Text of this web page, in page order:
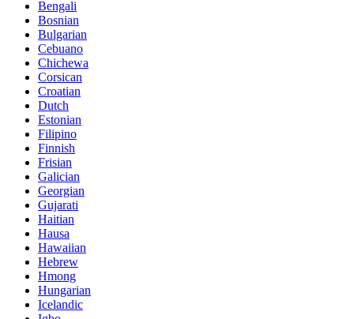
Bengali
Bosnian
Bulgarian
Cebuano
Chichewa
Corsican
Croatian
Dutch
Estonian
Filipino
Finnish
Frisian
Galician
Georgian
Gujarati
Haitian
Hausa
Hawaiian
Hebrew
Hmong
Hungarian
Icelandic